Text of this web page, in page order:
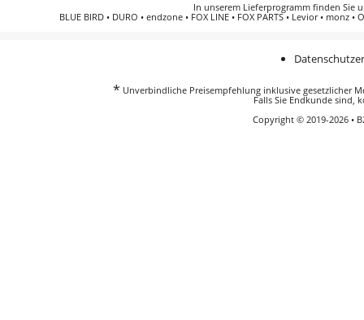
In unserem Lieferprogramm finden Sie
BLUE BIRD• DURO • endzone• FOX LINE• FOX PARTS• Levior• monz•
* Unverbindliche Preisempfehlung inklusive gesetzlicher
Falls Sie Endkunde sind,
Copyright © 2019-2026 •